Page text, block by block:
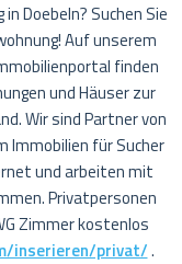
Doebeln? Suchen Sie
Auf unserem
finden
und Häuser zur
Wir sind Partner von
Immobilien für Sucher
und arbeiten mit
Privatpersonen
Zimmer kostenlos
inserieren/privat/.